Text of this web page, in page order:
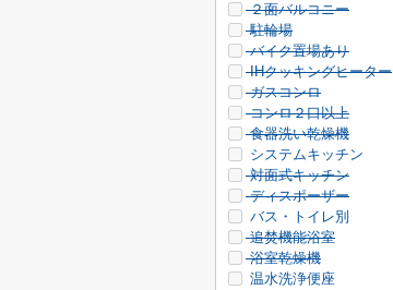
２面バルコニー
駐輪場
バイク置場あり
IHクッキングヒーター
ガスコンロ
コンロ２口以上
食器洗い乾燥機
システムキッチン
対面式キッチン
ディスポーザー
バス・トイレ別
追焚機能浴室
浴室乾燥機
温水洗浄便座